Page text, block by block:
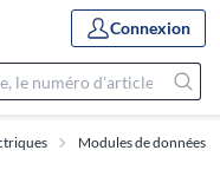
Connexion
Modules de données